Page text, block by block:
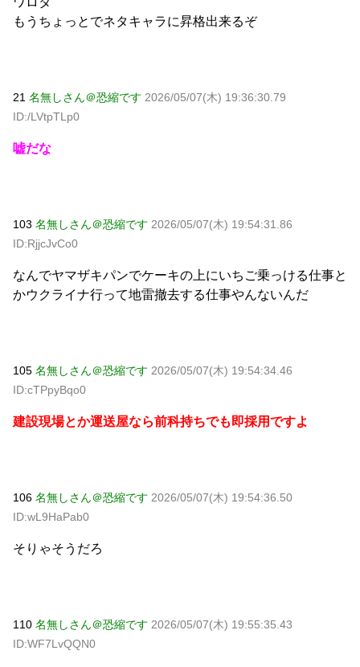
もうちょっとでネタキャラに昇格出来るぞ
21 名無しさん＠恐縮です 2026/05/07(木) 19:36:30.79
ID:/LVtpTLp0
嘘だな
103 名無しさん＠恐縮です 2026/05/07(木) 19:54:31.86
ID:RjjcJvCo0
なんでヤマザキパンでケーキの上にいちご乗っける仕事と
かウクライナ行って地雷撤去する仕事やんないんだ
105 名無しさん＠恐縮です 2026/05/07(木) 19:54:34.46
ID:cTPpyBqo0
建設現場とか運送屋なら前科持ちでも即採用ですよ
106 名無しさん＠恐縮です 2026/05/07(木) 19:54:36.50
ID:wL9HaPab0
そりゃそうだろ
110 名無しさん＠恐縮です 2026/05/07(木) 19:55:35.43
ID:WF7LvQQN0